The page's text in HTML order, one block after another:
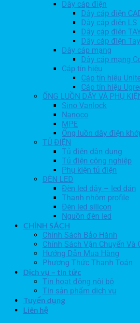
Dây cáp điện
Dây cáp điện
Dây cáp điện LS
Dây cáp điện
Dây cáp điện
Dây cáp mạng
Dây cáp mạng
Cáp tín hiệu
Cáp tín hiệu
Cáp tín hiệu
ỐNG LUỒN DÂY VÀ PHỤ
Sino Vanlock
Nanoco
MPE
Ống luồn dây điện
TỦ ĐIỆN
Tủ điện dân dụng
Tủ điện công nghiệp
Phụ kiện tủ điện
ĐÈN LED
Đèn led dây – led dán
Thanh nhôm profile
Đèn led silicon
Nguồn đèn led
CHÍNH SÁCH
Chính Sách Bảo Hành
Chính Sách Vận Chuyển Và
Hướng Dẫn Mua Hàng
Phương Thức Thanh Toán
Dịch vụ – tin tức
Tin hoạt động nội bộ
Tin sản phẩm dịch vụ
Tuyển dụng
Liên hệ